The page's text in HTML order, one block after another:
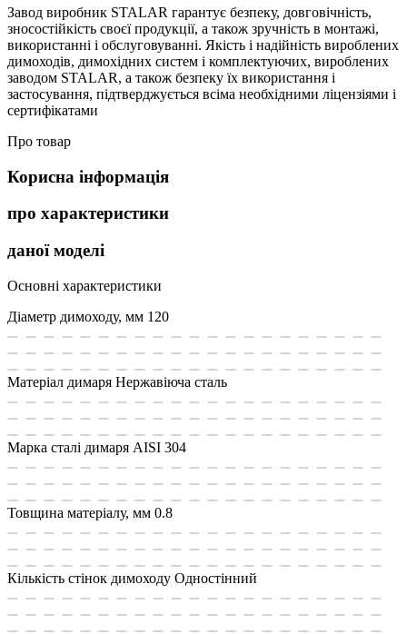
Завод виробник STALAR гарантує безпеку, довговічність,
зносостійкість своєї продукції, а також зручність в монтажі,
використанні і обслуговуванні. Якість і надійність вироблених
димоходів, димохідних систем і комплектуючих, вироблених
заводом STALAR, а також безпеку їх використання і
застосування, підтверджується всіма необхідними ліцензіями і
сертифікатами
Про товар
Корисна інформація
про характеристики
даної моделі
Основні характеристики
Діаметр димоходу, мм 120
Матеріал димаря Нержавіюча сталь
Марка сталі димаря AISI 304
Товщина матеріалу, мм 0.8
Кількість стінок димоходу Одностінний